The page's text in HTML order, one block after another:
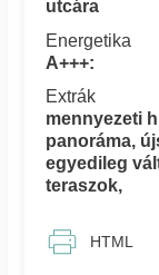
utcára
Energetika
A+++:
Extrák
mennyezeti
panoráma,
egyedileg
teraszok,
HTML